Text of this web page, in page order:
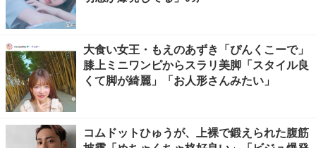
大食い女王・もえのあずき「ぴんくこーで」
膝上ミニワンピからスラリ美脚「スタイル良
くて脚が綺麗」「お人形さんみたい」
コムドットひゅうが、上裸で鍛えられた腹筋